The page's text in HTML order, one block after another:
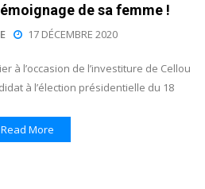
de sa femme !
17 DÉCEMBRE 2020
à l’occasion de l’investiture de Cellou
à l’élection présidentielle du 18
Read More